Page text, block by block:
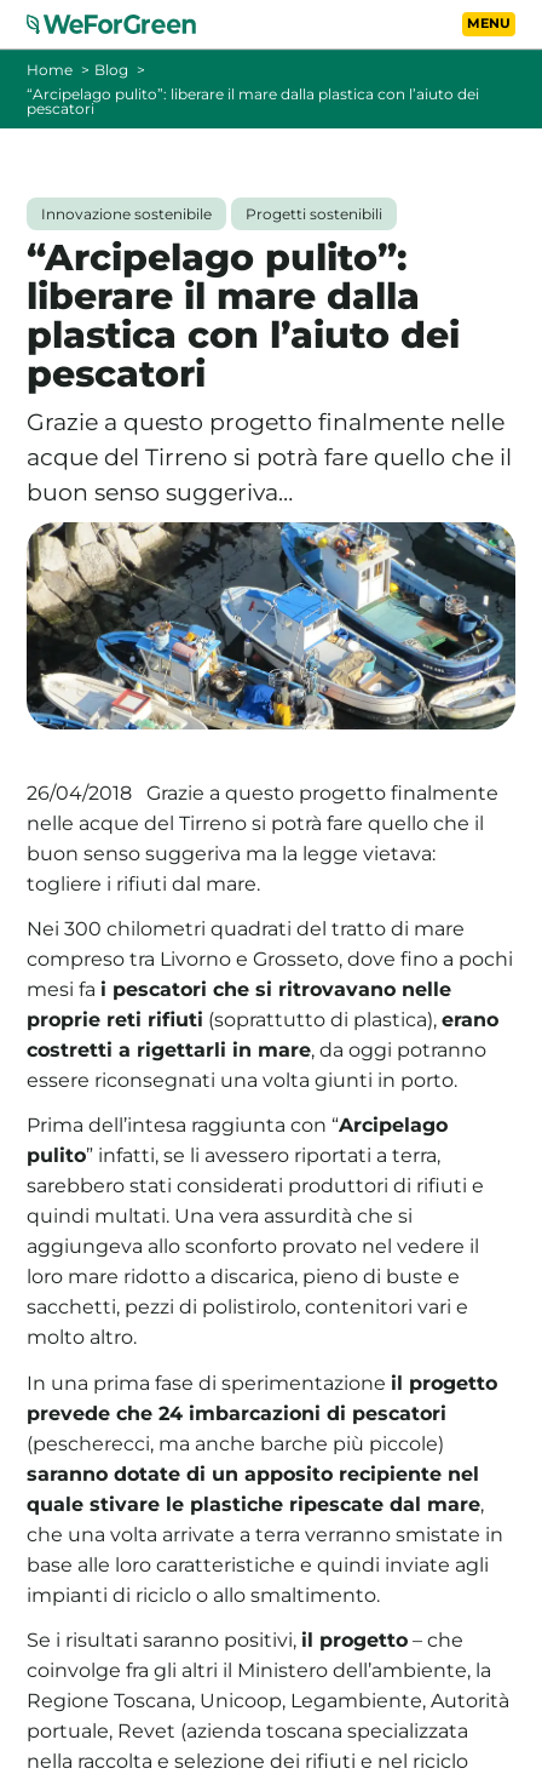
Vai al contenuto
La tua cooperativa energetica sostenibile
Area Soci|Aderisci a WeForGreen
TARIFFE
FOTOVOLTAICO A DISTANZA
FAQ
BLOG
CONTATTI
PASSA A WEFORGREEN
Home
Blog
“Arcipelago pulito”: liberare il mare dalla plastica con l’aiuto dei
pescatori
Innovazione sostenibile Progetti sostenibili
“Arcipelago pulito”:
liberare il mare dalla
plastica con l’aiuto dei
pescatori
Grazie a questo progetto finalmente nelle
acque del Tirreno si potrà fare quello che il
buon senso suggeriva…
26/04/2018
Grazie a questo progetto finalmente
nelle acque del Tirreno si potrà fare quello che il
buon senso suggeriva ma la legge vietava:
togliere i rifiuti dal mare.
Nei 300 chilometri quadrati del tratto di mare
compreso tra Livorno e Grosseto, dove fino a pochi
mesi fa i pescatori che si ritrovavano nelle
proprie reti rifiuti (soprattutto di plastica),erano
costretti a rigettarli in mare, da oggi potranno
essere riconsegnati una volta giunti in porto.
Prima dell’intesa raggiunta con “Arcipelago
pulito” infatti, se li avessero riportati a terra,
sarebbero stati considerati produttori di rifiuti e
quindi multati. Una vera assurdità che si
aggiungeva allo sconforto provato nel vedere il
loro mare ridotto a discarica, pieno di buste e
sacchetti, pezzi di polistirolo, contenitori vari e
molto altro.
In una prima fase di sperimentazione il progetto
prevede che 24 imbarcazioni di pescatori
(pescherecci, ma anche barche più piccole)
saranno dotate di un apposito recipiente nel
quale stivare le plastiche ripescate dal mare,
che una volta arrivate a terra verranno smistate in
base alle loro caratteristiche e quindi inviate agli
impianti di riciclo o allo smaltimento.
Se i risultati saranno positivi, il progetto – che
coinvolge fra gli altri il Ministero dell’ambiente, la
Regione Toscana, Unicoop, Legambiente, Autorità
portuale, Revet (azienda toscana specializzata
nella raccolta e selezione dei rifiuti e nel riciclo